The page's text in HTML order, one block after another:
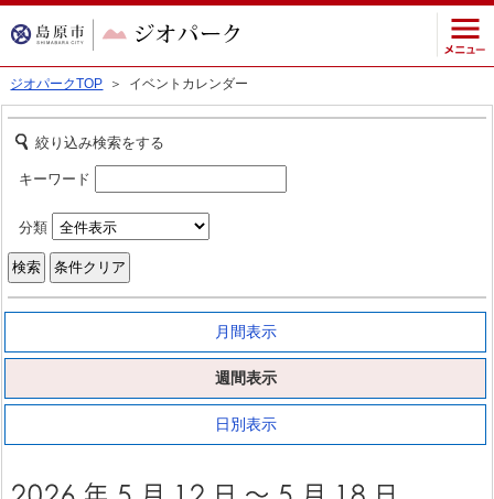
ジオパークTOP ＞ イベントカレンダー
絞り込み検索をする
キーワード
分類
月間表示
週間表示
日別表示